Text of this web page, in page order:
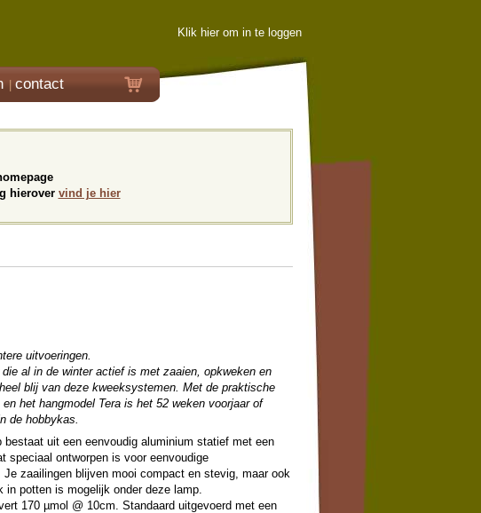
Klik hier om in te loggen
contact
hierover vind je hier
uitvoeringen.
al in de winter actief is met zaaien, opkweken en
blij van deze kweeksystemen. Met de praktische
het hangmodel Tera is het 52 weken voorjaar of
de hobbykas.
bestaat uit een eenvoudig aluminium statief met een
speciaal ontworpen is voor eenvoudige
Je zaailingen blijven mooi compact en stevig, maar ook
in potten is mogelijk onder deze lamp.
170 µmol @ 10cm. Standaard uitgevoerd met een